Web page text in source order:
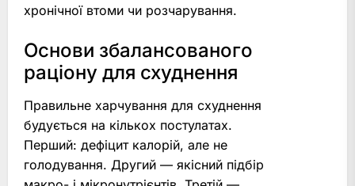
хронічної втоми чи розчарування.
Основи збалансованого
раціону для схуднення
Правильне харчування для схуднення
будується на кількох постулатах.
Перший: дефіцит калорій, але не
голодування. Другий — якісний підбір